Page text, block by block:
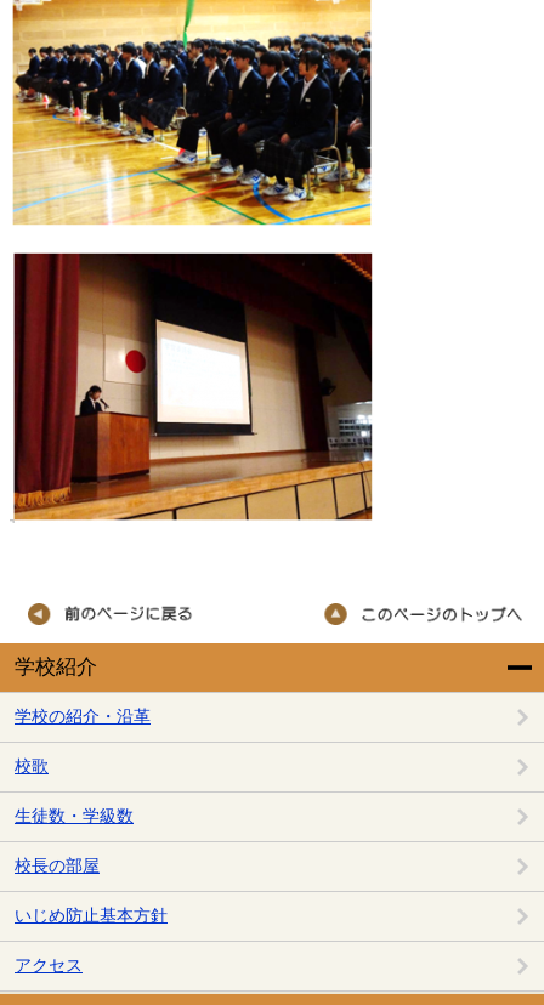
学校紹介
学校の紹介・沿革
校歌
生徒数・学級数
校長の部屋
いじめ防止基本方針
アクセス